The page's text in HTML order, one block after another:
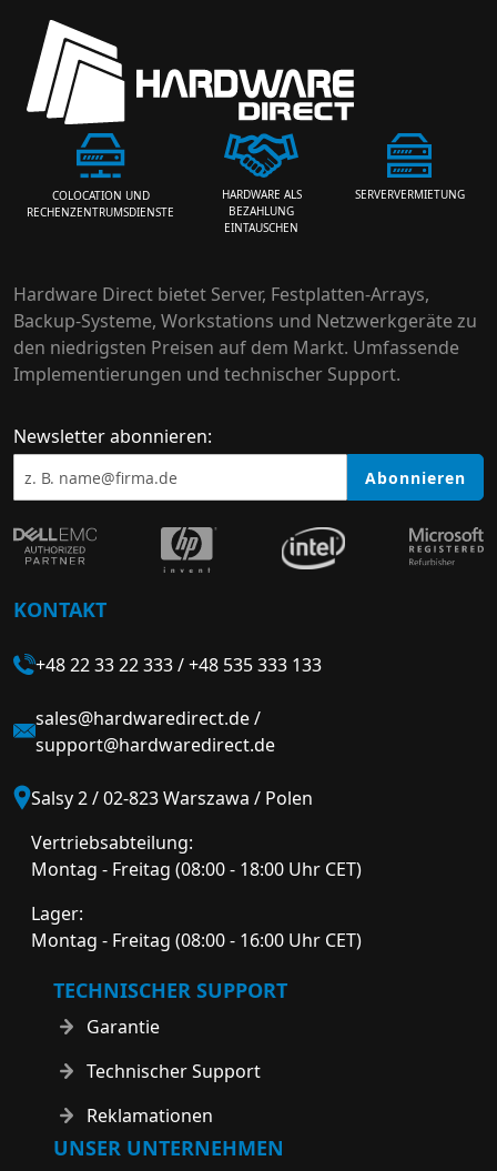
COLOCATION UND
RECHENZENTRUMSDIENSTE
HARDWARE ALS
BEZAHLUNG
EINTAUSCHEN
SERVERVERMIETUNG
Hardware Direct bietet Server, Festplatten-Arrays,
Backup-Systeme, Workstations und Netzwerkgeräte zu
den niedrigsten Preisen auf dem Markt. Umfassende
Implementierungen und technischer Support.
Newsletter abonnieren:
Abonnieren
KONTAKT
+48 22 33 22 333/+48 535 333 133
sales@hardwaredirect.de/
support@hardwaredirect.de
Salsy 2 / 02-823 Warszawa / Polen
Vertriebsabteilung:
Montag - Freitag (08:00 - 18:00 Uhr CET)
Lager:
Montag - Freitag (08:00 - 16:00 Uhr CET)
TECHNISCHER SUPPORT
Garantie
Technischer Support
Reklamationen
UNSER UNTERNEHMEN